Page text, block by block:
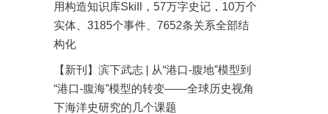
用构造知识库Skill，57万字史记，10万个
实体、3185个事件、7652条关系全部结
构化
【新刊】滨下武志 | 从“港口-腹地”模型到
“港口-腹海”模型的转变——全球历史视角
下海洋史研究的几个课题